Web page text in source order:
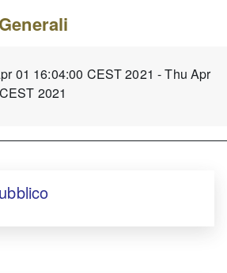
01 16:04:00 CEST 2021 - Thu Apr
2021